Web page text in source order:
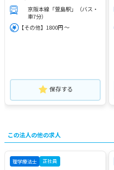
京阪本線「萱島駅」（バス・
車7分）
【その他】1800円 ～
保存する
この法人の他の求人
理学療法士 正社員